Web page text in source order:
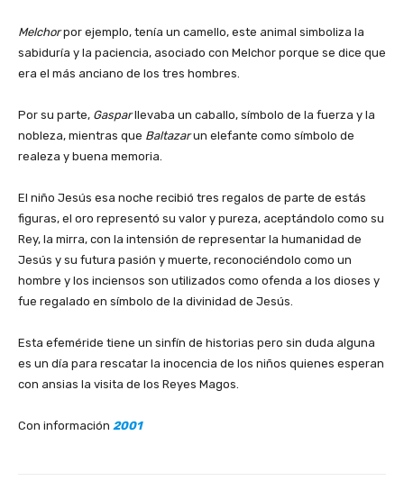
Melchorpor ejemplo, tenía un camello, este animal simboliza la
sabiduría y la paciencia, asociado con Melchor porque se dice que
era el más anciano de los tres hombres.
‎Por su parte, Gasparllevaba un caballo, símbolo de la fuerza y la
nobleza, mientras que Baltazarun elefante como símbolo de
realeza y buena memoria.
‎El niño Jesús esa noche recibió tres regalos de parte de estás
figuras, el oro representó su valor y pureza, aceptándolo como su
Rey, la mirra, con la intensión de representar la humanidad de
Jesús y su futura pasión y muerte, reconociéndolo como un
hombre y los inciensos son utilizados como ofenda a los dioses y
fue regalado en símbolo de la divinidad de Jesús.
‎Esta efeméride tiene un sinfín de historias pero sin duda alguna
es un día para rescatar la inocencia de los niños quienes esperan
con ansias la visita de los Reyes Magos.
‎Con información 2001